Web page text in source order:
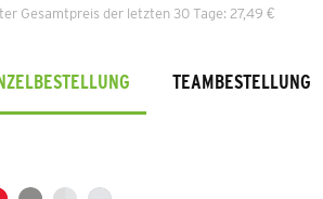
Gesamtpreis der letzten 30 Tage: 27,49 €
TEAMBESTELLUNG